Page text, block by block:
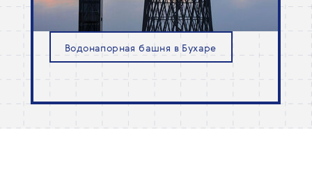
Водонапорная башня в Бухаре